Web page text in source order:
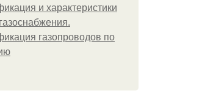
и характеристики
газопроводов по